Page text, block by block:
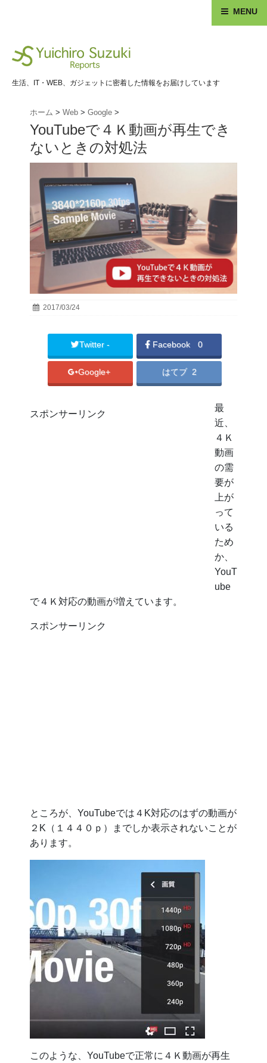
MENU
生活、IT・WEB、ガジェットに密着した情報をお届けしています
ホーム > Web > Google >
YouTubeで４Ｋ動画が再生でき
ないときの対処法
2017/03/24
Twitter - Facebook 0
Google+ はてブ 2
スポンサーリンク
最
近、
４Ｋ
動画
の需
要が
上が
って
いる
ため
か、
YouT
ube
で４Ｋ対応の動画が増えています。
スポンサーリンク
ところが、YouTubeでは４K対応のはずの動画が
２K（１４４０ｐ）までしか表示されないことが
あります。
このような、YouTubeで正常に４Ｋ動画が再生